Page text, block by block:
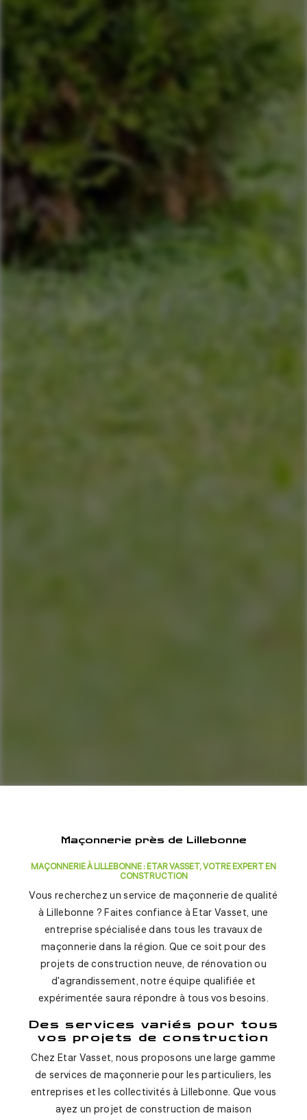
Maçonnerie près de Lillebonne
MAÇONNERIE À LILLEBONNE : ETAR VASSET, VOTRE EXPERT EN
CONSTRUCTION
Vous recherchez un service de maçonnerie de qualité
à Lillebonne ? Faites confiance à Etar Vasset, une
entreprise spécialisée dans tous les travaux de
maçonnerie dans la région. Que ce soit pour des
projets de construction neuve, de rénovation ou
d'agrandissement, notre équipe qualifiée et
expérimentée saura répondre à tous vos besoins.
Des services variés pour tous
vos projets de construction
Chez Etar Vasset, nous proposons une large gamme
de services de maçonnerie pour les particuliers, les
entreprises et les collectivités à Lillebonne. Que vous
ayez un projet de construction de maison